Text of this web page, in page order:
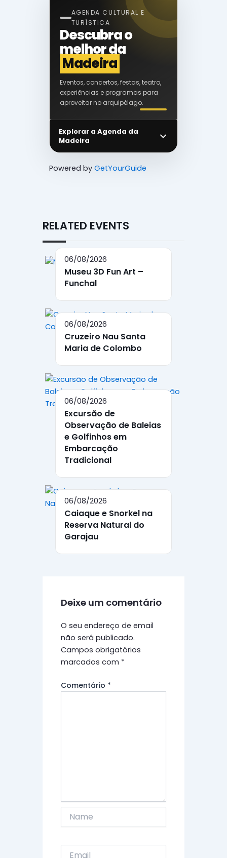
AGENDA CULTURAL E
TURÍSTICA
Descubra o
melhor da
Madeira
Eventos, concertos, festas, teatro,
experiências e programas para
aproveitar no arquipélago.
Explorar a Agenda da
Madeira
Powered by GetYourGuide
RELATED EVENTS
06/08/2026
Museu 3D Fun Art –
Funchal
06/08/2026
Cruzeiro Nau Santa
Maria de Colombo
06/08/2026
Excursão de
Observação de Baleias
e Golfinhos em
Embarcação
Tradicional
06/08/2026
Caiaque e Snorkel na
Reserva Natural do
Garajau
Deixe um comentário
O seu endereço de email
não será publicado.
Campos obrigatórios
marcados com *
Comentário *